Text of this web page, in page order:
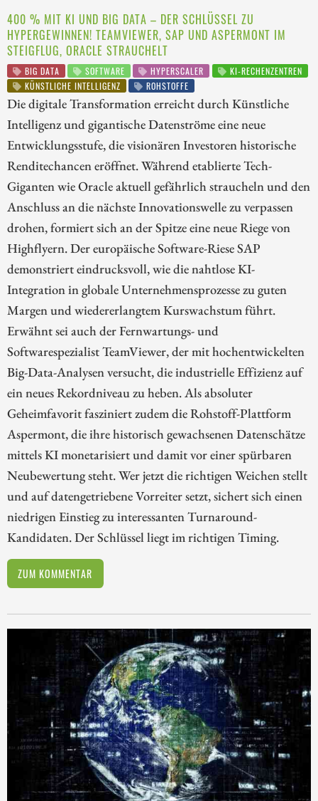
400 % MIT KI UND BIG DATA – DER SCHLÜSSEL ZU
HYPERGEWINNEN! TEAMVIEWER, SAP UND ASPERMONT IM
STEIGFLUG, ORACLE STRAUCHELT
BIG DATA SOFTWARE HYPERSCALER
KI-RECHENZENTREN
KÜNSTLICHE INTELLIGENZ
ROHSTOFFE
Die digitale Transformation erreicht durch Künstliche
Intelligenz und gigantische Datenströme eine neue
Entwicklungsstufe, die visionären Investoren historische
Renditechancen eröffnet. Während etablierte Tech-
Giganten wie Oracle aktuell gefährlich straucheln und den
Anschluss an die nächste Innovationswelle zu verpassen
drohen, formiert sich an der Spitze eine neue Riege von
Highflyern. Der europäische Software-Riese SAP
demonstriert eindrucksvoll, wie die nahtlose KI-
Integration in globale Unternehmensprozesse zu guten
Margen und wiedererlangtem Kurswachstum führt.
Erwähnt sei auch der Fernwartungs- und
Softwarespezialist TeamViewer, der mit hochentwickelten
Big-Data-Analysen versucht, die industrielle Effizienz auf
ein neues Rekordniveau zu heben. Als absoluter
Geheimfavorit fasziniert zudem die Rohstoff-Plattform
Aspermont, die ihre historisch gewachsenen Datenschätze
mittels KI monetarisiert und damit vor einer spürbaren
Neubewertung steht. Wer jetzt die richtigen Weichen stellt
und auf datengetriebene Vorreiter setzt, sichert sich einen
niedrigen Einstieg zu interessanten Turnaround-
Kandidaten. Der Schlüssel liegt im richtigen Timing.
ZUM KOMMENTAR